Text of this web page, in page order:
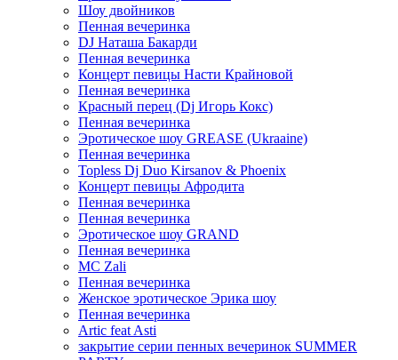
Шоу двойников
Пенная вечеринка
DJ Наташа Бакарди
Пенная вечеринка
Концерт певицы Насти Крайновой
Пенная вечеринка
Красный перец (Dj Игорь Кокс)
Пенная вечеринка
Эротическое шоу GREASE (Ukraaine)
Пенная вечеринка
Topless Dj Duo Kirsanov & Phoenix
Концерт певицы Афродита
Пенная вечеринка
Пенная вечеринка
Эротическое шоу GRAND
Пенная вечеринка
MC Zali
Пенная вечеринка
Женское эротическое Эрика шоу
Пенная вечеринка
Artic feat Asti
закрытие серии пенных вечеринок SUMMER